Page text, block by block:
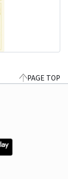
PAGE TOP